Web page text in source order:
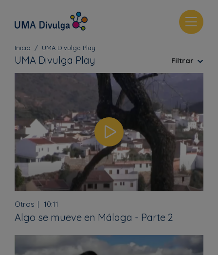
T
o
e
v
i
g
a
i
o
Inicio UMA Divulga Play
UMA Divulga Play Filtrar
Otros 10:11
Algo se mueve en Málaga - Parte 2